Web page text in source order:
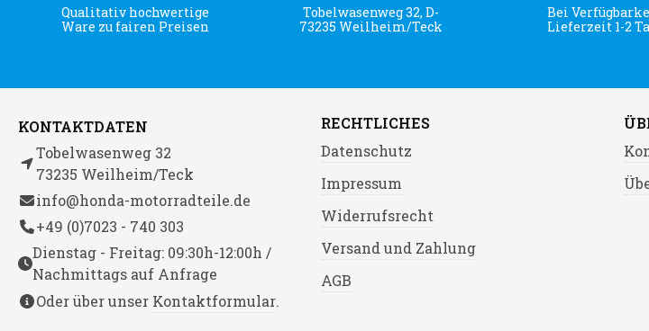
Qualitativ hochwertige
Ware zu fairen Preisen
Tobelwasenweg 32, D-
73235 Weilheim/Teck
Bei
Lieferzeit 1-2
KONTAKTDATEN
Tobelwasenweg 32
73235 Weilheim/Teck
info@honda-motorradteile.de
+49 (0)7023 - 740 303
Dienstag - Freitag: 09:30h-12:00h /
Nachmittags auf Anfrage
Oder über unser Kontaktformular.
RECHTLICHES
Datenschutz
Impressum
Widerrufsrecht
Versand und Zahlung
AGB